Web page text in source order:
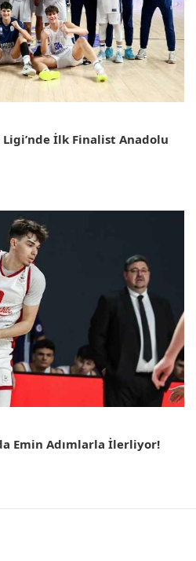
İlk Finalist Anadolu
Emin Adımlarla İlerliyor!